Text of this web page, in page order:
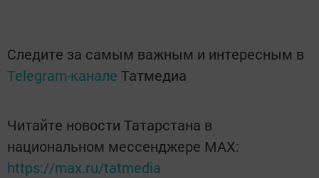
Следите за самым важным и интересным в
Telegram-канале Татмедиа
Читайте новости Татарстана в
национальном мессенджере MАХ:
https://max.ru/tatmedia